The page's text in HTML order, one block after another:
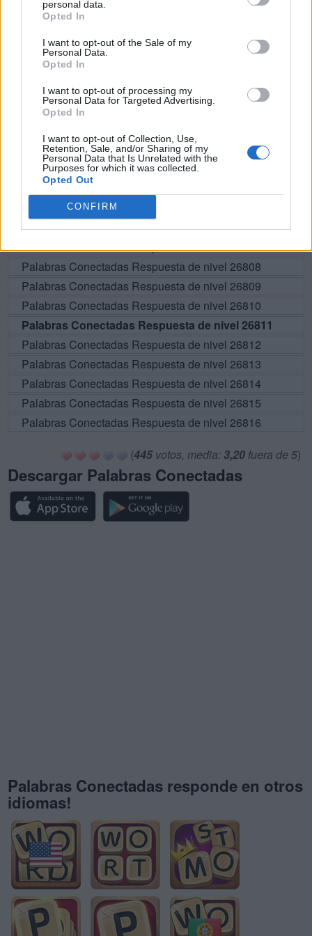
personal data.
Opted In
I want to opt-out of the Sale of my
Personal Data.
Opted In
I want to opt-out of processing my
Personal Data for Targeted Advertising.
Opted In
I want to opt-out of Collection, Use,
Retention, Sale, and/or Sharing of my
Personal Data that Is Unrelated with the
Purposes for which it was collected.
Opted Out
CONFIRM
A D
R E
A
D R
E A
BUSCAR MÁS
RESPUESTAS
Por favor seleccione los niveles:
Palabras Conectadas Respuesta de nivel 26806
Palabras Conectadas Respuesta de nivel 26807
Palabras Conectadas Respuesta de nivel 26808
Palabras Conectadas Respuesta de nivel 26809
Palabras Conectadas Respuesta de nivel 26810
Palabras Conectadas Respuesta de nivel 26811
Palabras Conectadas Respuesta de nivel 26812
Palabras Conectadas Respuesta de nivel 26813
Palabras Conectadas Respuesta de nivel 26814
Palabras Conectadas Respuesta de nivel 26815
Palabras Conectadas Respuesta de nivel 26816
(445votos, media: 3,20 fuera de 5)
Descargar Palabras Conectadas
Palabras Conectadas responde en otros
idiomas!